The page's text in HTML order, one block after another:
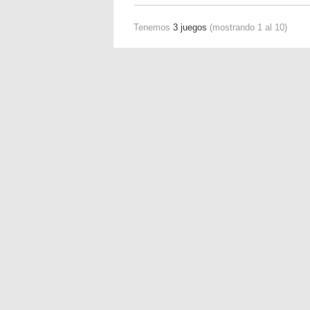
Tenemos 3 juegos (mostrando 1 al 10)